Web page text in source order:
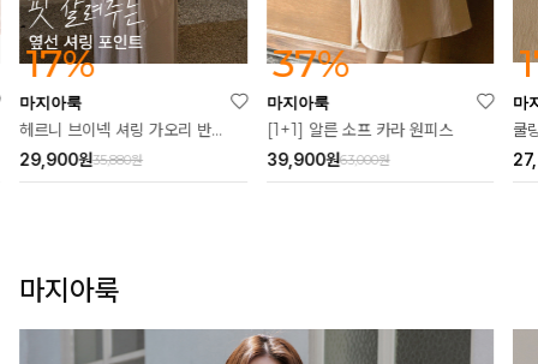
17%
마지아룩
헤르니 브이넥 셔링 가오리 반팔티
35,880원
29,900원
37%
마지아룩
[1+1] 알른 소프 카라 원피스
63,000원
39,900원
마
쿨
마지아룩